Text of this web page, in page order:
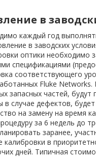
в
каждый год
в заводских
оптики необходимо
спецификациями
соответствующего
Fluke
запасных частей,
случае дефектов,
на замену на время
за 6 недель до
заранее,
в
дней. Типичная